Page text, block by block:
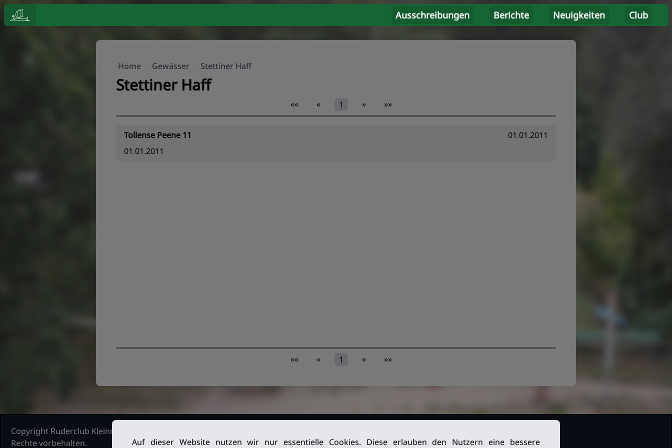
Ausschreibungen Berichte Neuigkeiten Club
Home Gewässer Stettiner Haff
Stettiner Haff
«« « 1 » »»
Tollense Peene 11
01.01.2011
01.01.2011
«« « 1 » »»
Copyright Ruderclub Kleinmachnow Stahnsdorf Teltow, 2026. Alle
Rechte vorbehalten.
Datenschutz
Auf dieser Website nutzen wir nur essentielle Cookies. Diese erlauben den Nutzern eine bessere